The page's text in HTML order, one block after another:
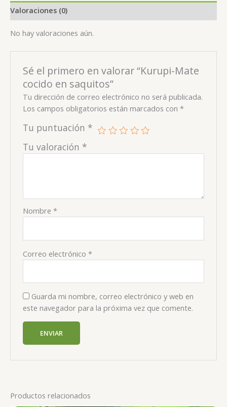
Valoraciones (0)
No hay valoraciones aún.
Sé el primero en valorar “Kurupi-Mate
cocido en saquitos”
Tu dirección de correo electrónico no será publicada.
Los campos obligatorios están marcados con*
Tu puntuación *
Tu valoración *
Nombre*
Correo electrónico*
Guarda mi nombre, correo electrónico y web en
este navegador para la próxima vez que comente.
Productos relacionados